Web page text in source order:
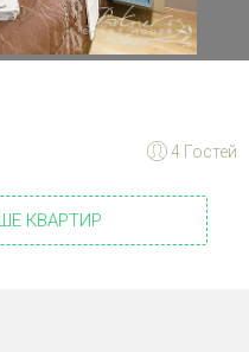
4 Гостей
КВАРТИР